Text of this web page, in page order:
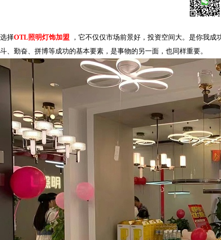
选择OTL照明灯饰加盟 ，它不仅仅市场前景好，投资空间 大。 是你我成
斗、勤奋、拼博等成功的基本要素，是事物的另一面，也同样重要。
微信扫一扫